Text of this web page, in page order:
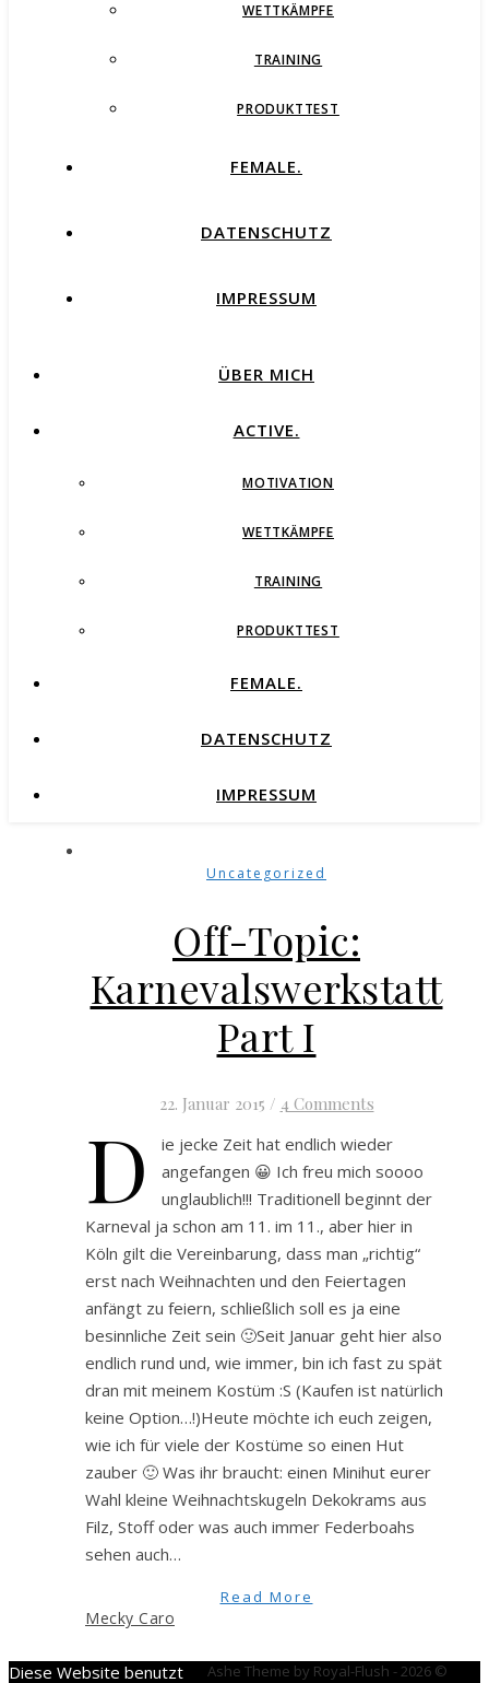
WETTKÄMPFE
TRAINING
PRODUKTTEST
FEMALE.
DATENSCHUTZ
IMPRESSUM
ÜBER MICH
ACTIVE.
MOTIVATION
WETTKÄMPFE
TRAINING
PRODUKTTEST
FEMALE.
DATENSCHUTZ
IMPRESSUM
Uncategorized
Off-Topic:
Karnevalswerkstatt
Part I
22. Januar 2015 / 4 Comments
D
ie jecke Zeit hat endlich wieder
angefangen 😀 Ich freu mich soooo
unglaublich!!! Traditionell beginnt der
Karneval ja schon am 11. im 11., aber hier in
Köln gilt die Vereinbarung, dass man „richtig“
erst nach Weihnachten und den Feiertagen
anfängt zu feiern, schließlich soll es ja eine
besinnliche Zeit sein 🙂Seit Januar geht hier also
endlich rund und, wie immer, bin ich fast zu spät
dran mit meinem Kostüm :S (Kaufen ist natürlich
keine Option…!)Heute möchte ich euch zeigen,
wie ich für viele der Kostüme so einen Hut
zauber 🙂 Was ihr braucht: einen Minihut eurer
Wahl kleine Weihnachtskugeln Dekokrams aus
Filz, Stoff oder was auch immer Federboahs
sehen auch…
Read More
Mecky Caro
Ashe Theme by Royal-Flush - 2026 ©
Diese Website benutzt